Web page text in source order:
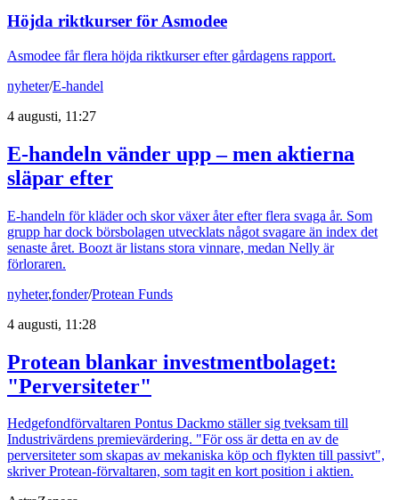
Höjda riktkurser för Asmodee
Asmodee får flera höjda riktkurser efter gårdagens rapport.
nyheter/E-handel
4 augusti, 11:27
E-handeln vänder upp – men aktierna
släpar efter
E-handeln för kläder och skor växer åter efter flera svaga år. Som
grupp har dock börsbolagen utvecklats något svagare än index det
senaste året. Boozt är listans stora vinnare, medan Nelly är
förloraren.
nyheter,fonder/Protean Funds
4 augusti, 11:28
Protean blankar investmentbolaget:
"Perversiteter"
Hedgefondförvaltaren Pontus Dackmo ställer sig tveksam till
Industrivärdens premievärdering. "För oss är detta en av de
perversiteter som skapas av mekaniska köp och flykten till passivt",
skriver Protean-förvaltaren, som tagit en kort position i aktien.